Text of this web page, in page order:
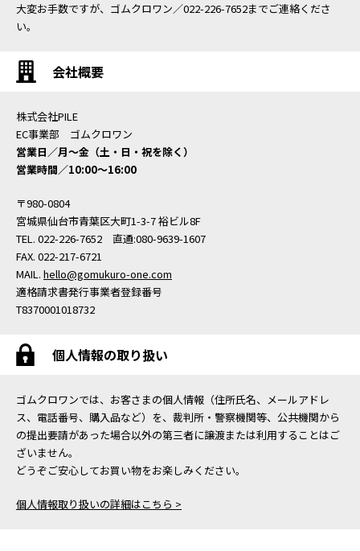
大変お手数ですが、ゴムクロワン／022-226-7652までご連絡くださ
い。
会社概要
株式会社PILE
EC事業部 ゴムクロワン
営業日／月〜金（土・日・祝を除く）
営業時間／10:00〜16:00
〒980-0804
宮城県仙台市青葉区大町1-3-7 裕ビル8F
TEL. 022-226-7652 直通:080-9639-1607
FAX. 022-217-6721
MAIL. hello@gomukuro-one.com
適格請求書発行事業者登録番号
T8370001018732
個人情報の取り扱い
ゴムクロワンでは、お客さまの個人情報（住所氏名、メールアドレ
ス、電話番号、購入品など）を、裁判所・警察機関等、公共機関から
の提出要請があった場合以外の第三者に譲渡または利用することはご
ざいません。
どうぞご安心してお買い物をお楽しみください。
個人情報取り扱いの詳細はこちら >